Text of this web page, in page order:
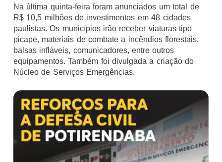
Na última quinta-feira foram anunciados um total de
R$ 10,5 milhões de investimentos em 48 cidades
paulistas. Os municípios irão receber viaturas tipo
picape, materiais de combate a incêndios florestais,
balsas infláveis, comunicadores, entre outros
equipamentos. Também foi divulgada a criação do
Núcleo de Serviços Emergências.